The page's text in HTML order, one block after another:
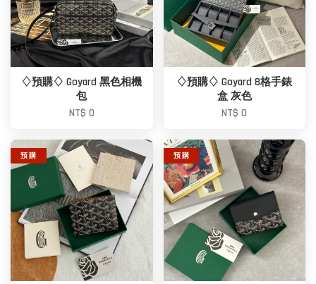
♢預購♢ Goyard 黑色相機
包
NT$ 0
♢預購♢ Goyard 8格手錶
盒 灰色
NT$ 0
預 購 預 購